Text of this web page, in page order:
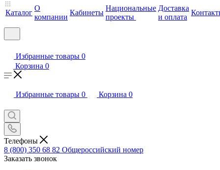
Каталог
О
компании
Кабинеты
Национальные
проекты
Доставка
и оплата
Избранные товары 0
Корзина 0
Избранные товары 0 Корзина 0
Телефоны
8 (800) 350 68 82 Общероссийский номер
Заказать звонок